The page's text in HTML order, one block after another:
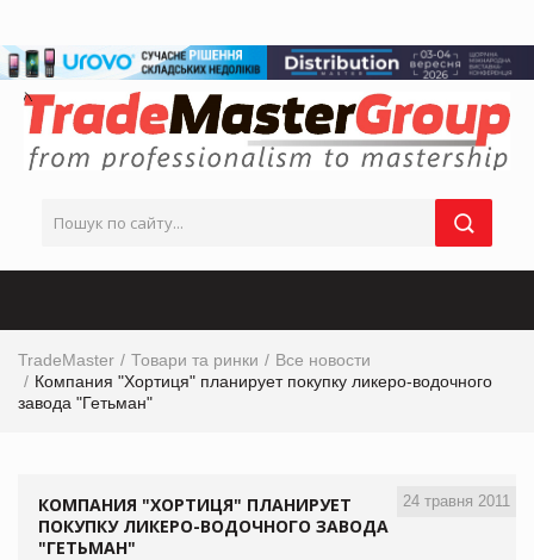
TradeMaster Товари та ринки
Все новости
Компания "Хортиця" планирует покупку ликеро-водочного
завода "Гетьман"
24 травня 2011
КОМПАНИЯ "ХОРТИЦЯ" ПЛАНИРУЕТ
ПОКУПКУ ЛИКЕРО-ВОДОЧНОГО ЗАВОДА
"ГЕТЬМАН"